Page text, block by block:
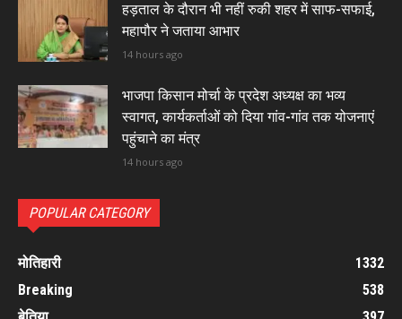
हड़ताल के दौरान भी नहीं रुकी शहर में साफ-सफाई,
महापौर ने जताया आभार
14 hours ago
भाजपा किसान मोर्चा के प्रदेश अध्यक्ष का भव्य
स्वागत, कार्यकर्ताओं को दिया गांव-गांव तक योजनाएं
पहुंचाने का मंत्र
14 hours ago
POPULAR CATEGORY
मोतिहारी
1332
Breaking
538